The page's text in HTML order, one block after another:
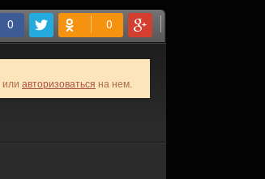
или авторизоваться на нем.